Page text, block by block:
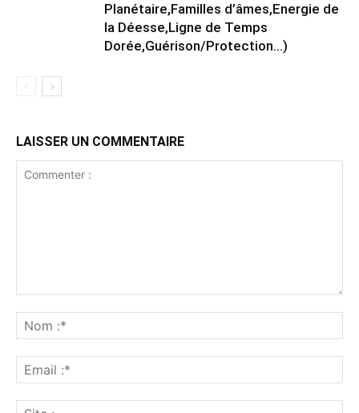
Planétaire,Familles d’âmes,Energie de
la Déesse,Ligne de Temps
Dorée,Guérison/Protection…)
LAISSER UN COMMENTAIRE